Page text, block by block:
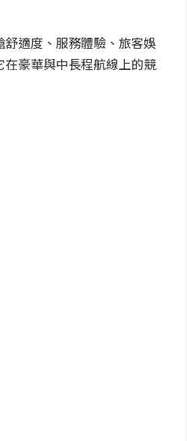
適度、服務體驗、旅客娛
豪華與中長程航線上的競